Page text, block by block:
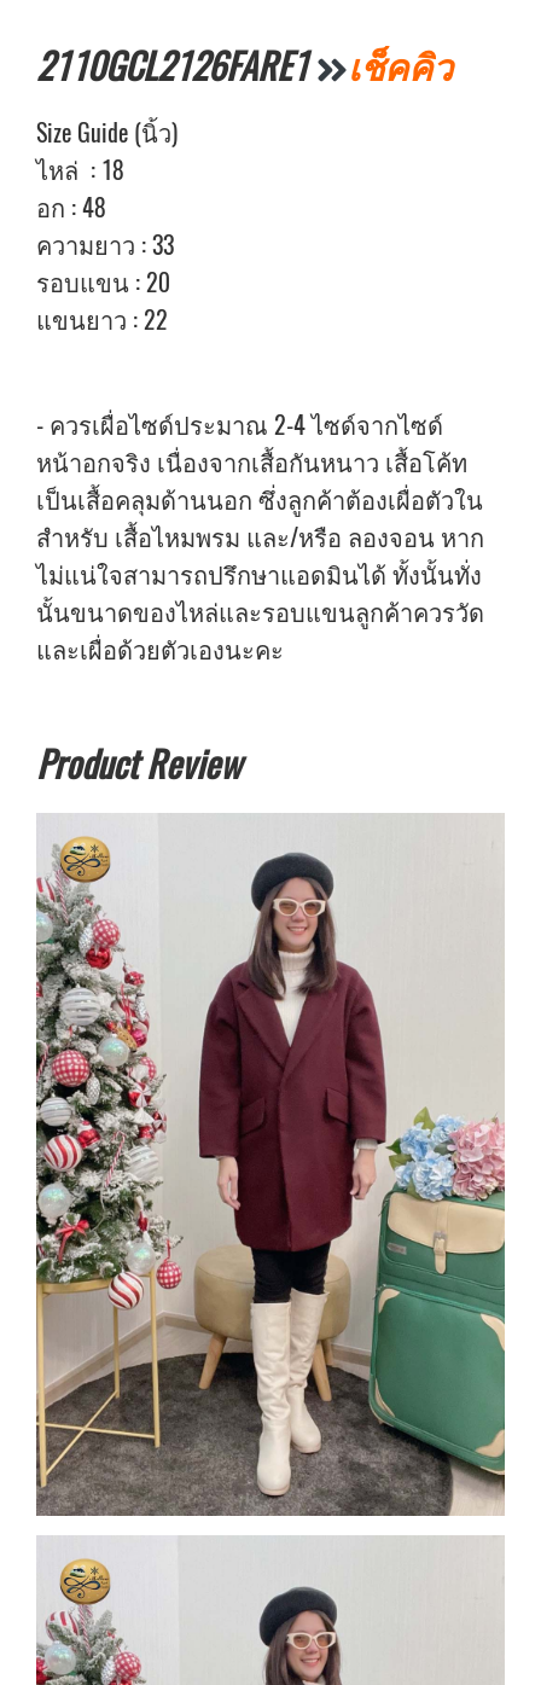
2110GCL2126FARE1 เช็คคิว
Size Guide (นิ้ว)
ไหล่ : 18
อก : 48
ความยาว : 33
รอบแขน : 20
แขนยาว : 22
- ควรเผื่อไซด์ประมาณ 2-4 ไซด์จากไซด์
หน้าอกจริง เนื่องจากเสื้อกันหนาว เสื้อโค้ท
เป็นเสื้อคลุมด้านนอก ซึ่งลูกค้าต้องเผื่อตัวใน
สำหรับ เสื้อไหมพรม และ/หรือ ลองจอน หาก
ไม่แน่ใจสามารถปรึกษาแอดมินได้ ทั้งนั้นทั่ง
นั้นขนาดของไหล่และรอบแขนลูกค้าควรวัด
และเผื่อด้วยตัวเองนะคะ
Product Review